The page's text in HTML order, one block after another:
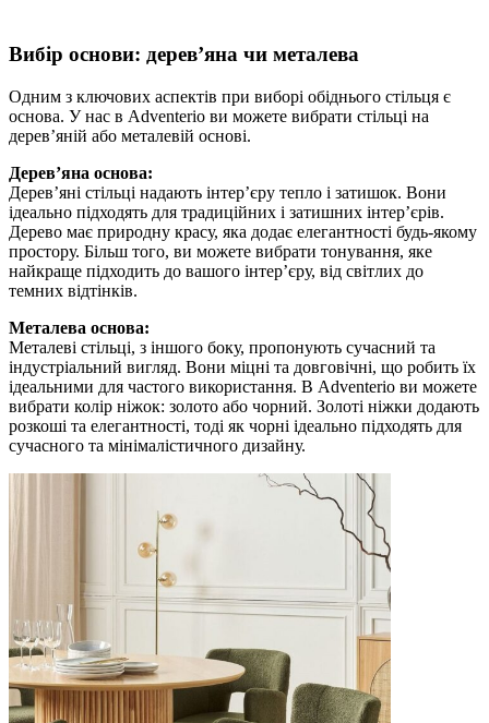
Вибір основи: дерев’яна чи металева
Одним з ключових аспектів при виборі обіднього стільця є
основа. У нас в Adventerio ви можете вибрати стільці на
дерев’яній або металевій основі.
Дерев’яна основа:
Дерев’яні стільці надають інтер’єру тепло і затишок. Вони
ідеально підходять для традиційних і затишних інтер’єрів.
Дерево має природну красу, яка додає елегантності будь-якому
простору. Більш того, ви можете вибрати тонування, яке
найкраще підходить до вашого інтер’єру, від світлих до
темних відтінків.
Металева основа:
Металеві стільці, з іншого боку, пропонують сучасний та
індустріальний вигляд. Вони міцні та довговічні, що робить їх
ідеальними для частого використання. В Adventerio ви можете
вибрати колір ніжок: золото або чорний. Золоті ніжки додають
розкоші та елегантності, тоді як чорні ідеально підходять для
сучасного та мінімалістичного дизайну.